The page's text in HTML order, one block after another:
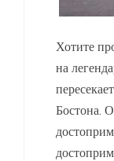
Хотите
на
Бостона.